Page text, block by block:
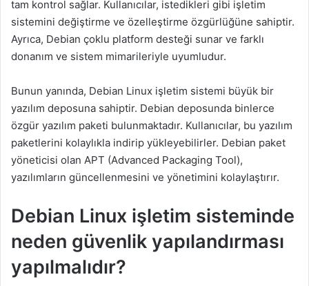
tam kontrol sağlar. Kullanıcılar, istedikleri gibi işletim
sistemini değiştirme ve özelleştirme özgürlüğüne sahiptir.
Ayrıca, Debian çoklu platform desteği sunar ve farklı
donanım ve sistem mimarileriyle uyumludur.
Bunun yanında, Debian Linux işletim sistemi büyük bir
yazılım deposuna sahiptir. Debian deposunda binlerce
özgür yazılım paketi bulunmaktadır. Kullanıcılar, bu yazılım
paketlerini kolaylıkla indirip yükleyebilirler. Debian paket
yöneticisi olan APT (Advanced Packaging Tool),
yazılımların güncellenmesini ve yönetimini kolaylaştırır.
Debian Linux işletim sisteminde
neden güvenlik yapılandırması
yapılmalıdır?